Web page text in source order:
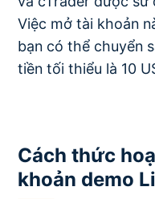
Việc mở tài khoản
bạn có thể chuyển
tiền tối thiểu là 10
Cách thức
khoản demo